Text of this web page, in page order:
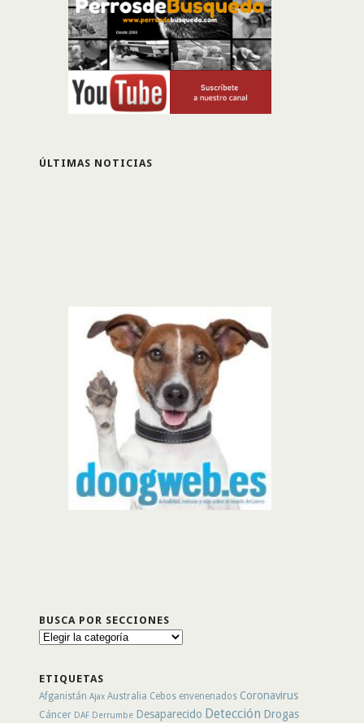
ÚLTIMAS NOTICIAS
BUSCA POR SECCIONES
Busca
ETIQUETAS
Afganistán Ajax Australia Cebos envenenados Coronavirus
Cáncer DAF Derrumbe Desaparecido Detección Drogas